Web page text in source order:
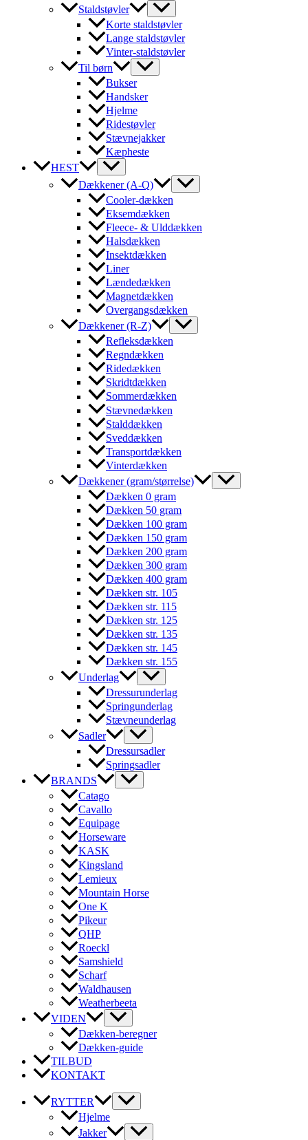
Staldstøvler
Korte staldstøvler
Lange staldstøvler
Vinter-staldstøvler
Til børn
Bukser
Handsker
Hjelme
Ridestøvler
Stævnejakker
Kæpheste
HEST
Dækkener (A-Q)
Cooler-dækken
Eksemdækken
Fleece- & Ulddækken
Halsdækken
Insektdækken
Liner
Lændedækken
Magnetdækken
Overgangsdækken
Dækkener (R-Z)
Refleksdækken
Regndækken
Ridedækken
Skridtdækken
Sommerdækken
Stævnedækken
Stalddækken
Sveddækken
Transportdækken
Vinterdækken
Dækkener (gram/størrelse)
Dækken 0 gram
Dækken 50 gram
Dækken 100 gram
Dækken 150 gram
Dækken 200 gram
Dækken 300 gram
Dækken 400 gram
Dækken str. 105
Dækken str. 115
Dækken str. 125
Dækken str. 135
Dækken str. 145
Dækken str. 155
Underlag
Dressurunderlag
Springunderlag
Stævneunderlag
Sadler
Dressursadler
Springsadler
BRANDS
Catago
Cavallo
Equipage
Horseware
KASK
Kingsland
Lemieux
Mountain Horse
One K
Pikeur
QHP
Roeckl
Samshield
Scharf
Waldhausen
Weatherbeeta
VIDEN
Dækken-beregner
Dækken-guide
TILBUD
KONTAKT
RYTTER
Hjelme
Jakker